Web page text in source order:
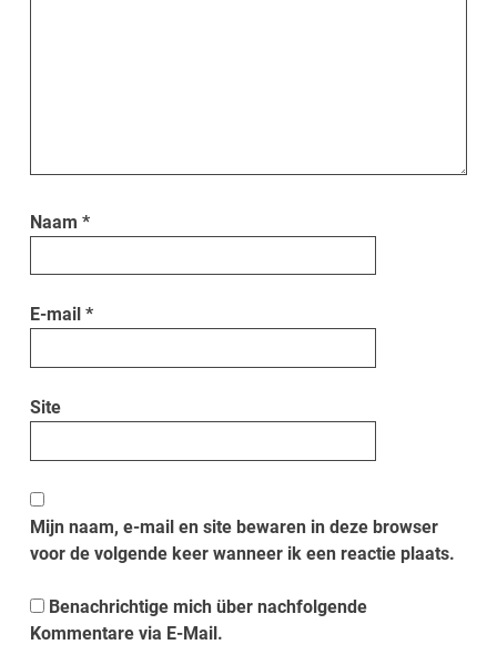
Naam*
E-mail*
Site
Mijn naam, e-mail en site bewaren in deze browser
voor de volgende keer wanneer ik een reactie plaats.
Benachrichtige mich über nachfolgende
Kommentare via E-Mail.